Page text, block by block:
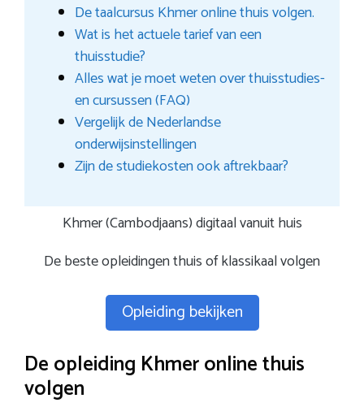
De taalcursus Khmer online thuis volgen.
Wat is het actuele tarief van een
thuisstudie?
Alles wat je moet weten over thuisstudies-
en cursussen (FAQ)
Vergelijk de Nederlandse
onderwijsinstellingen
Zijn de studiekosten ook aftrekbaar?
Khmer (Cambodjaans) digitaal vanuit huis
De beste opleidingen thuis of klassikaal volgen
Opleiding bekijken
De opleiding Khmer online thuis
volgen